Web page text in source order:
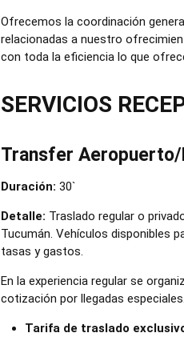
Ofrecemos la coordinación
relacionadas a nuestro
con toda la eficiencia lo que
SERVICIOS
Transfer
Duración: 30`
Detalle: Traslado regular o
Tucumán. Vehículos disponibles
tasas y gastos.
En la experiencia regular se
cotización por llegadas especiales.
Tarifa de traslado